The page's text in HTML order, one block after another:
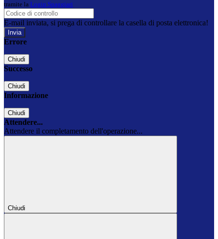
tramite la Login Spaggiari
E-mail inviata, si prega di controllare la casella di posta elettronica!
Errore
Chiudi
Successo
Chiudi
Informazione
Chiudi
Attendere...
Attendere il completamento dell'operazione...
Chiudi